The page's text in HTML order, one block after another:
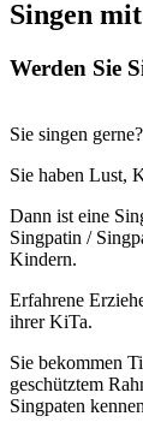
Singen
Werden Sie
Sie singen gerne?
Sie haben Lust,
Dann ist eine
Singpatin /
Kindern.
Erfahrene
ihrer KiTa.
Sie bekommen
geschütztem
Singpaten